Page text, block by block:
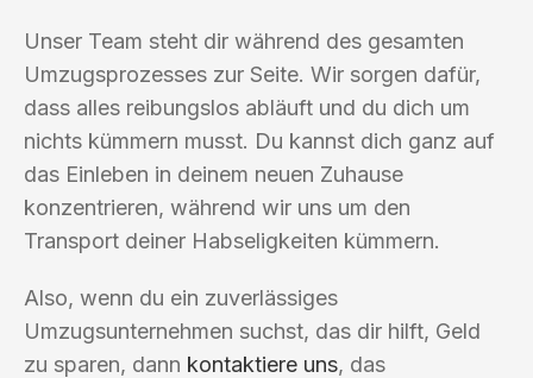
Unser Team steht dir während des gesamten
Umzugsprozesses zur Seite. Wir sorgen dafür,
dass alles reibungslos abläuft und du dich um
nichts kümmern musst. Du kannst dich ganz auf
das Einleben in deinem neuen Zuhause
konzentrieren, während wir uns um den
Transport deiner Habseligkeiten kümmern.
Also, wenn du ein zuverlässiges
Umzugsunternehmen suchst, das dir hilft, Geld
zu sparen, dann kontaktiere uns, das